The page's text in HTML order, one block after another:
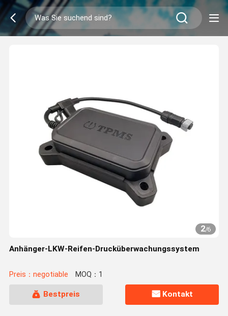
2/6
Anhänger-LKW-Reifen-Drucküberwachungssystem
Preis：negotiable MOQ：1
Bestpreis Kontakt